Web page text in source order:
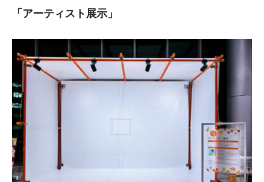
「アーティスト展示」